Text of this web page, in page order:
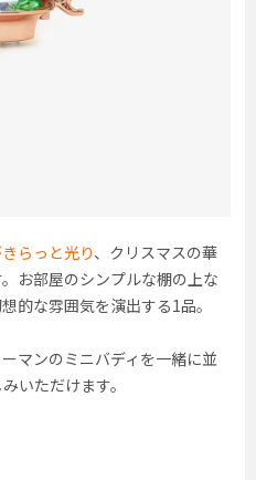
らっと光り、クリスマスの華
お部屋のシンプルな棚の上な
的な雰囲気を演出する1品。
マンのミニバディを一緒に並
いただけます。